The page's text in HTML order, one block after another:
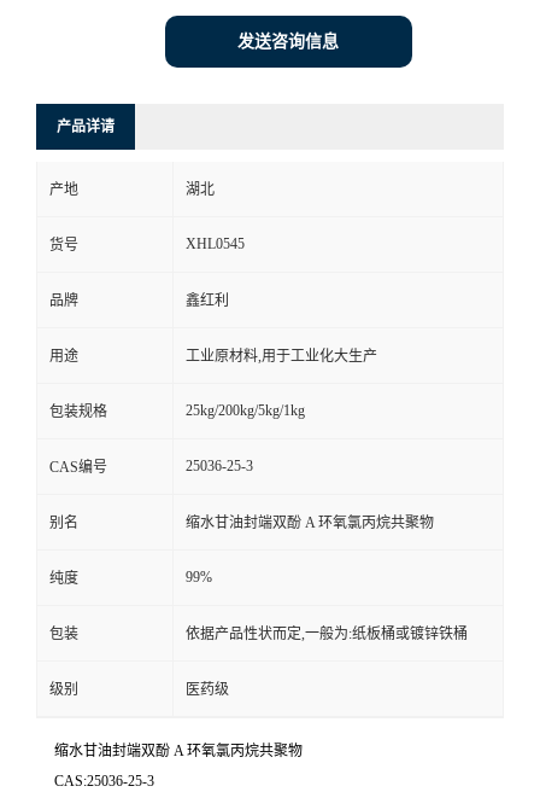
发送咨询信息
产品详请
产地 湖北
货号 XHL0545
品牌 鑫红利
用途 工业原材料,用于工业化大生产
包装规格 25kg/200kg/5kg/1kg
CAS编号 25036-25-3
别名 缩水甘油封端双酚 A 环氧氯丙烷共聚物
纯度 99%
包装 依据产品性状而定,一般为:纸板桶或镀锌铁桶
级别 医药级
缩水甘油封端双酚 A 环氧氯丙烷共聚物
CAS:25036-25-3